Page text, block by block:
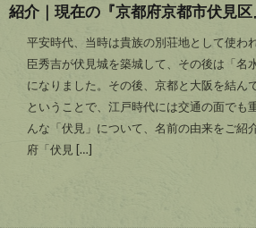
紹介｜現在の『京都府京都市伏見
平安時代、当時は貴族の別荘地として使わ
臣秀吉が伏見城を築城して、その後は「名
になりました。その後、京都と大阪を結ん
ということで、江戸時代には交通の面でも
んな「伏見」について、名前の由来をご紹
府「伏見 […]